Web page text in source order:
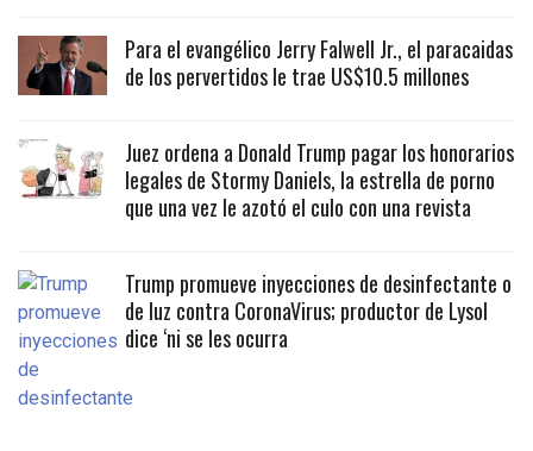
Para el evangélico Jerry Falwell Jr., el paracaidas
de los pervertidos le trae US$10.5 millones
Juez ordena a Donald Trump pagar los honorarios
legales de Stormy Daniels, la estrella de porno
que una vez le azotó el culo con una revista
Trump promueve inyecciones de desinfectante o
de luz contra CoronaVirus; productor de Lysol
dice ‘ni se les ocurra